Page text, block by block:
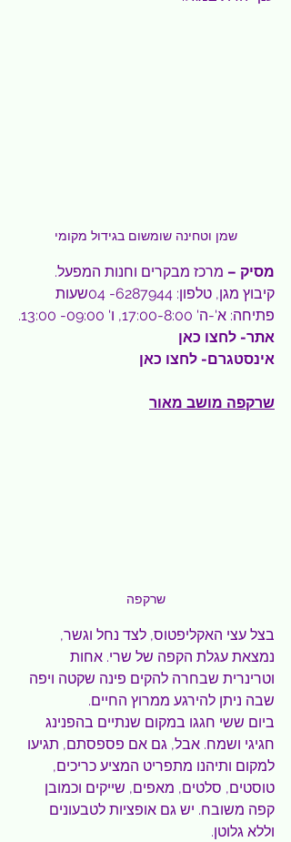
שמן וטחינה שומשום בגידול מקומי
מסיק – מרכז מבקרים וחנות המפעל.
קיבוץ מגן, טלפון: 6287944- 04שעות
פתיחה: א'-ה' 17:00-8:00, ו' 09:00- 13:00.
אתר- לחצו כאן
אינסטגרם- לחצו כאן
שרקפה מושב מאור
שרקפה
בצל עצי האקליפטוס, לצד נחל וגשר,
נמצאת עגלת הקפה של שרי. אחות
וטרינרית שבחרה להקים פינה שקטה ויפה
שבה ניתן להירגע ממרוץ החיים.
ביום ששי חגגו במקום שנתיים בהפנינג
חגיגי ושמח. אבל, גם אם פספסתם, תגיעו
למקום ותיהנו מתפריט המציע כריכים,
טוסטים, סלטים, מאפים, שייקים וכמובן
קפה משובח. יש גם אופציות לטבעונים
וללא גלוטן.